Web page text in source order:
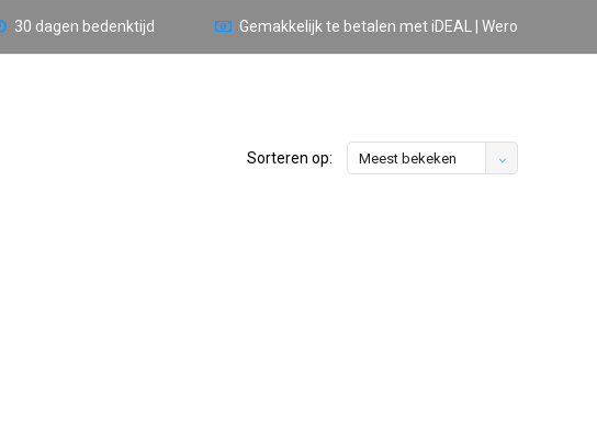
30 dagen bedenktijd Gemakkelijk te betalen met iDEAL | Wero
Sorteren op: Meest bekeken